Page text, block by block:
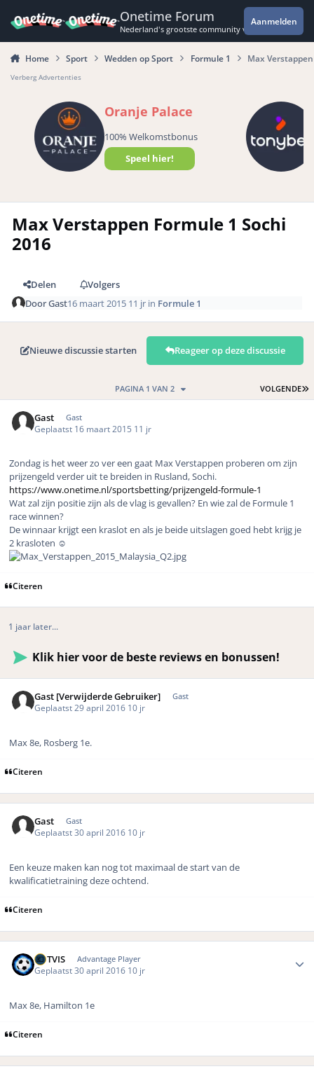
Onetime Forum
Nederland's grootste community voor de
Aanmelden
Home Sport Wedden op Sport Formule 1 Max
Verberg Advertenties
Oranje Palace
100% Welkomstbonus
Speel hier!
Max Verstappen Formule 1 Sochi
2016
Delen
Volgers
DoorGast16 maart 2015 11 jr in Formule 1
Nieuwe discussie starten Reageer op deze discussie
VOLGENDE
PAGINA 1 VAN 2
Gast Gast
Geplaatst 16 maart 2015 11 jr
Zondag is het weer zo ver een gaat Max Verstappen proberen om zijn
prijzengeld verder uit te breiden in Rusland, Sochi.
https://www.onetime.nl/sportsbetting/prijzengeld-formule-1
Wat zal zijn positie zijn als de vlag is gevallen? En wie zal de Formule 1
race winnen?
De winnaar krijgt een kraslot en als je beide uitslagen goed hebt krijg je
2 krasloten ☺️
Citeren
1 jaar later...
Klik hier voor de beste reviews en bonussen!
Gast [Verwijderde Gebruiker] Gast
Geplaatst 29 april 2016 10 jr
Max 8e, Rosberg 1e.
Citeren
Gast Gast
Geplaatst 30 april 2016 10 jr
Een keuze maken kan nog tot maximaal de start van de
kwalificatietraining deze ochtend.
Citeren
ROTVIS Advantage Player
Geplaatst 30 april 2016 10 jr
Max 8e, Hamilton 1e
Citeren